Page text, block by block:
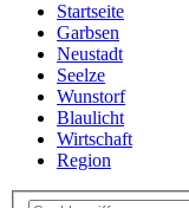
Startseite
Garbsen
Neustadt
Seelze
Wunstorf
Blaulicht
Wirtschaft
Region